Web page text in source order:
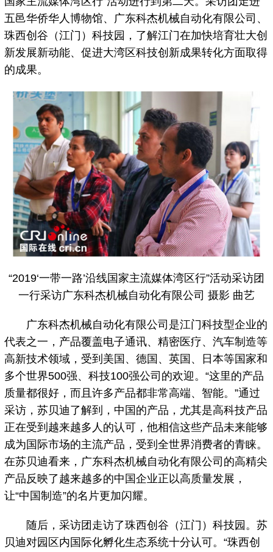
五邑华侨华人博物馆、广东科杰机械自动化有限公司、
珠西创谷（江门）科技园，了解江门在加快培育壮大创
新发展新动能、促进大湾区科技创新成果转化方面取得
的成果。
“2019‘一带一路’沿线国家主流媒体湾区行”活动采访团
一行采访广东科杰机械自动化有限公司 摄影 曲艺
广东科杰机械自动化有限公司是江门科技型企业的
代表之一，产品覆盖电子通讯、精密医疗、汽车制造等
高新技术领域，受到美国、德国、英国、日本等国家和
多个世界500强、科技100强公司的欢迎。“这里的产品
质量都很好，而且许多产品都非常高端、智能。”通过
采访，苏贝迪了解到，中国的产品，尤其是高科技产品
正在受到越来越多人的认可，他相信这些产品未来能够
成为国际市场的主流产品，受到全世界消费者的青睐。
在苏贝迪看来，广东科杰机械自动化有限公司的高精尖
产品反映了越来越多的中国企业正以高质量发展，
让“中国制造”的名片更加闪耀。
随后，采访团走访了珠西创谷（江门）科技园。苏
贝迪对园区内国际化孵化生态系统十分认可。“珠西创